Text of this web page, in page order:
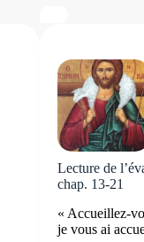
Lecture de
chap. 13-21
« Accueillez-
je vous ai